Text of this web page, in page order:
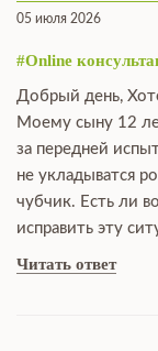
05 июля 2026
#Online
Добрый день,
Моему сыну 12
за передней
не укладыватся
чубчик. Есть ли
исправить эту
Читать ответ